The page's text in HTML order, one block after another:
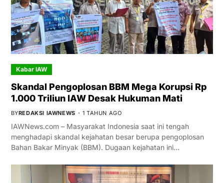
Kabar IAW
Skandal Pengoplosan BBM Mega Korupsi Rp
1.000 Triliun IAW Desak Hukuman Mati
BYREDAKSI IAWNEWS 1 TAHUN AGO
IAWNews.com – Masyarakat Indonesia saat ini tengah
menghadapi skandal kejahatan besar berupa pengoplosan
Bahan Bakar Minyak (BBM). Dugaan kejahatan ini…